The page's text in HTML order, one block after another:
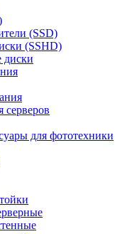
(SSD)
(SSHD)
диски
серверов
для фототехники